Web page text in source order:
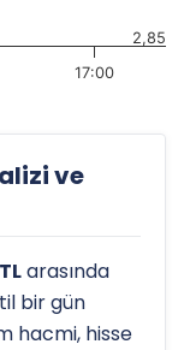
17:00
2,85
ve
arasında
bir gün
hacmi, hisse